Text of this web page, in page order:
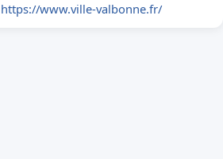
https://www.ville-valbonne.fr/